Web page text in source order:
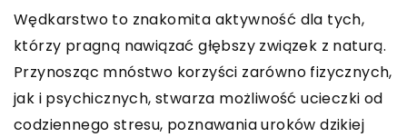
Wędkarstwo to znakomita aktywność dla tych,
którzy pragną nawiązać głębszy związek z naturą.
Przynosząc mnóstwo korzyści zarówno fizycznych,
jak i psychicznych, stwarza możliwość ucieczki od
codziennego stresu, poznawania uroków dzikiej